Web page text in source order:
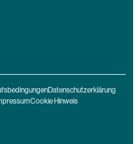
Datenschutzerklärung
Cookie Hinweis